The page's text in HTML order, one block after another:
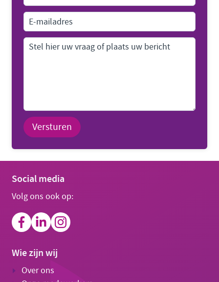
Versturen
Social media
Volg ons ook op:
Wie zijn wij
Over ons